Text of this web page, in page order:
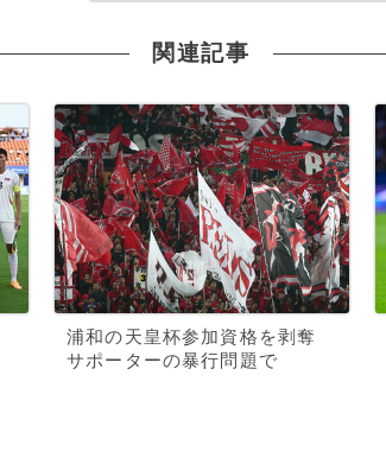
関連記事
浦和の天皇杯参加資格を剥奪
サポーターの暴行問題で